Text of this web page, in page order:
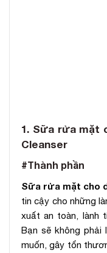
1. Sữa rửa mặt
Cleanser
#Thành phần
Sữa rửa mặt cho
tin cậy cho những
xuất an toàn, lành
Bạn sẽ không phải
muốn, gây tổn